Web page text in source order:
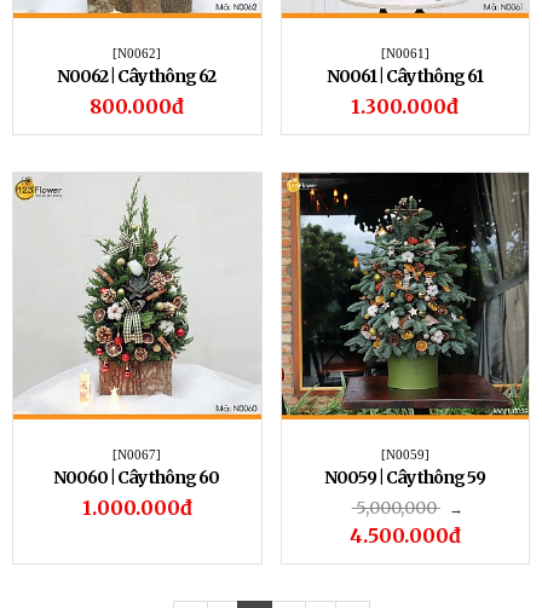
[N0062]
N0062 | Cây thông 62
800.000đ
[N0061]
N0061 | Cây thông 61
1.300.000đ
[N0067]
N0060 | Cây thông 60
1.000.000đ
[N0059]
N0059 | Cây thông 59
5,000,000
→
4.500.000đ